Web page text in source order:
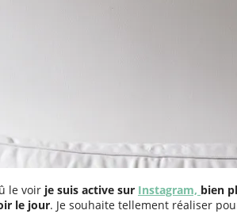
le voir je suis active sur Instagram, bien
le jour. Je souhaite tellement réaliser